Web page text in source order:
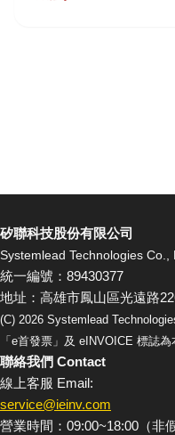
矽聯科技股份有限公司
Systemlead Technologies Co.,
統一編號：89430377
地址：高雄市鳳山區光遠路
(C) 2026 Systemlead
「e首發票」及 eINVOICE 標誌為
聯絡我們 Contact
線上客服 Email:
service@ieinv.com
營業時間：09:00~18:00（非